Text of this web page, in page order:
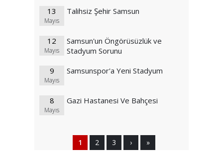
13
Mayıs
Talihsiz Şehir Samsun
12
Mayıs
Samsun'un Öngörüsüzlük ve
Stadyum Sorunu
9
Mayıs
Samsunspor'a Yeni Stadyum
8
Mayıs
Gazi Hastanesi Ve Bahçesi
1 2 3 › »